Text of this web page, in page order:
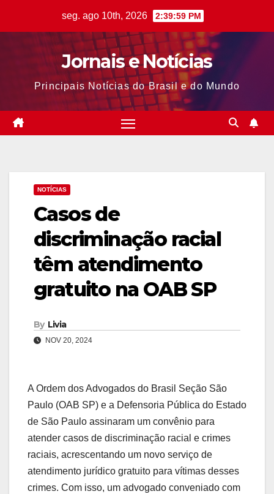
seg. ago 10th, 2026 2:40:00 PM
Jornais e Notícias
Principais Notícias do Brasil e do Mundo
NOTÍCIAS
Casos de
discriminação racial
têm atendimento
gratuito na OAB SP
By Livia
NOV 20, 2024
A Ordem dos Advogados do Brasil Seção São
Paulo (OAB SP) e a Defensoria Pública do Estado
de São Paulo assinaram um convênio para
atender casos de discriminação racial e crimes
raciais, acrescentando um novo serviço de
atendimento jurídico gratuito para vítimas desses
crimes. Com isso, um advogado conveniado com